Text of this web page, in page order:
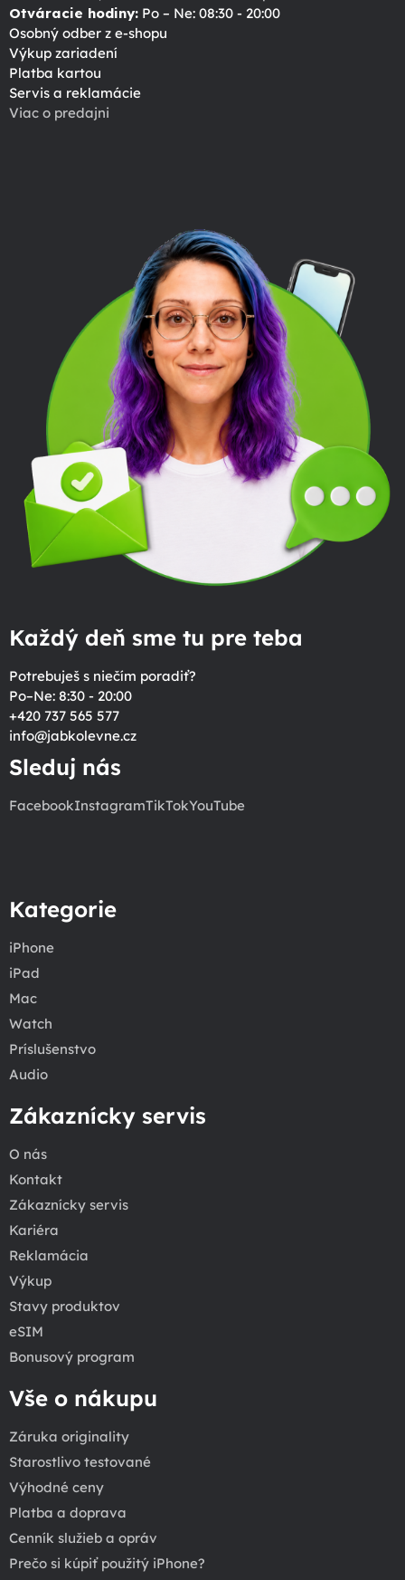
Otváracie hodiny: Po – Ne: 08:30 - 20:00
Osobný odber z e-shopu
Výkup zariadení
Platba kartou
Servis a reklamácie
Viac o predajni
Každý deň sme tu pre teba
Potrebuješ s niečím poradiť?
Po–Ne: 8:30 - 20:00
+420 737 565 577
info@jabkolevne.cz
Sleduj nás
FacebookInstagramTikTokYouTube
Kategorie
iPhone
iPad
Mac
Watch
Príslušenstvo
Audio
Zákaznícky servis
O nás
Kontakt
Zákaznícky servis
Kariéra
Reklamácia
Výkup
Stavy produktov
eSIM
Bonusový program
Vše o nákupu
Záruka originality
Starostlivo testované
Výhodné ceny
Platba a doprava
Cenník služieb a opráv
Prečo si kúpiť použitý iPhone?